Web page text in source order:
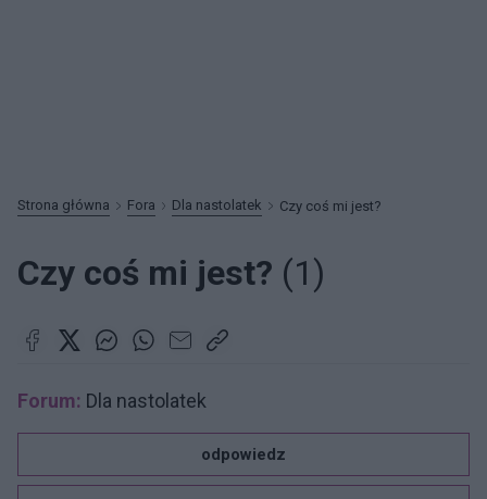
Strona główna Fora Dla nastolatek Czy coś mi jest?
Czy coś mi jest? (1)
Forum: Dla nastolatek
odpowiedz